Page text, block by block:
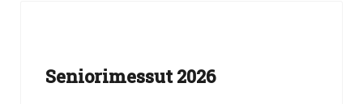
Seniorimessut 2026